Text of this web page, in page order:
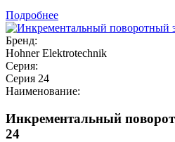
Подробнее
Бренд:
Hohner Elektrotechnik
Серия:
Серия 24
Наименование:
Инкрементальный
24